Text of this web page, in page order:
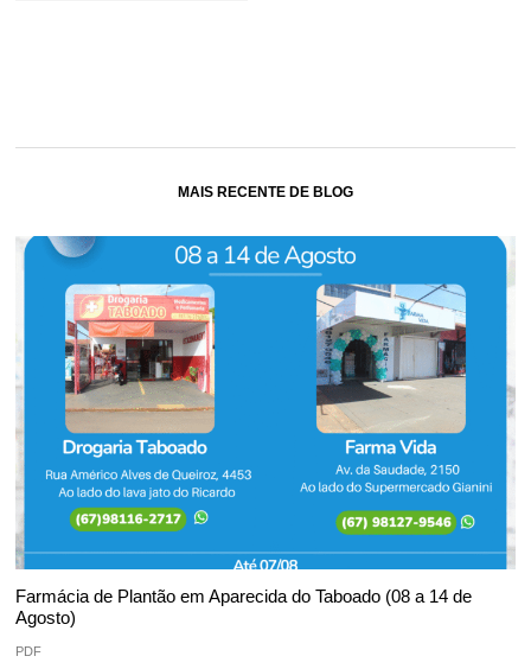
MAIS RECENTE DE BLOG
Farmácia de Plantão em Aparecida do Taboado (08 a 14 de
Agosto)
PDF